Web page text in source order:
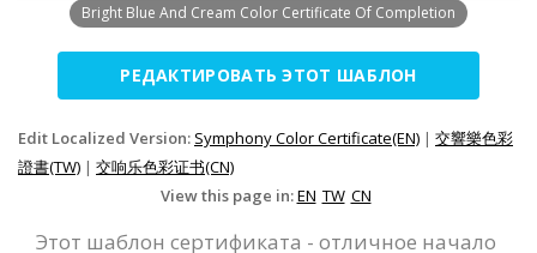
Bright Blue And Cream Color Certificate Of Completion
РЕДАКТИРОВАТЬ ЭТОТ ШАБЛОН
Edit Localized Version: Symphony Color Certificate(EN) | 交響樂色彩
證書(TW) | 交响乐色彩证书(CN)
View this page in:EN TW CN
Этот шаблон сертификата - отличное начало